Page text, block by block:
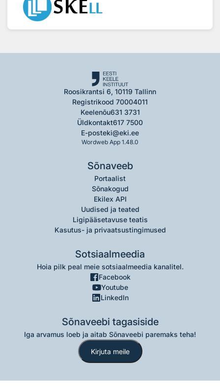
Roosikrantsi 6, 10119 Tallinn
Registrikood 70004011
Keelenõu631 3731
Üldkontakt617 7500
E-posteki@eki.ee
Wordweb App 1.48.0
Sõnaveeb
Portaalist
Sõnakogud
Ekilex API
Uudised ja teated
Ligipääsetavuse teatis
Kasutus- ja privaatsustingimused
Sotsiaalmeedia
Hoia pilk peal meie sotsiaalmeedia kanalitel.
Facebook
Youtube
LinkedIn
Sõnaveebi tagasiside
Iga arvamus loeb ja aitab Sõnaveebi paremaks teha!
Kirjuta meile